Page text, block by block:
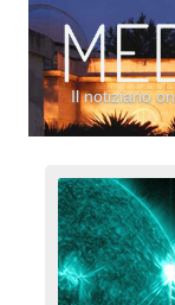
Il notiziario